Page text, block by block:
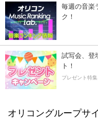
毎週の音楽
ク！
試写会、登
ト！
プレゼント特集
オリコングループサ